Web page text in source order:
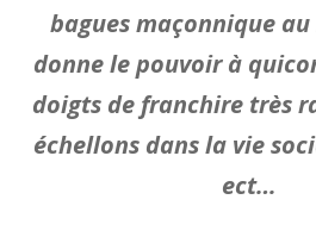
bagues maçonnique
donne le pouvoir à
doigts de franchire très
échellons dans la vie
ect…